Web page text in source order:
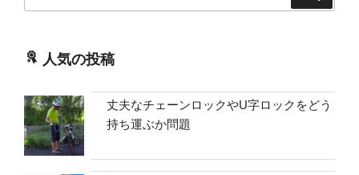
人気の投稿
丈夫なチェーンロックやU字ロックをどう
持ち運ぶか問題